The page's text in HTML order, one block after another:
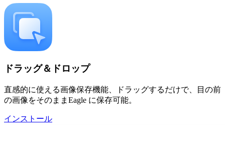
ドラッグ＆ドロップ
直感的に使える画像保存機能、ドラッグするだけで、目の前
の画像をそのままEagle に保存可能。
インストール